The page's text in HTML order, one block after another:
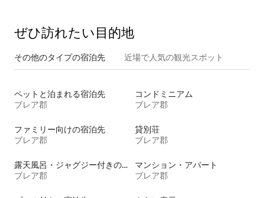
ぜひ訪⁠れ⁠た⁠い目⁠的⁠地
その他のタ⁠イ⁠プ⁠の宿⁠泊⁠先 近場で人気の観光スポット
ペットと泊まれる宿泊先
ブレア郡
コンドミニアム
ブレア郡
ファミリー向けの宿泊先
ブレア郡
貸別荘
ブレア郡
露天風呂・ジャグジー付きの宿泊施設
ブレア郡
マンション・アパート
ブレア郡